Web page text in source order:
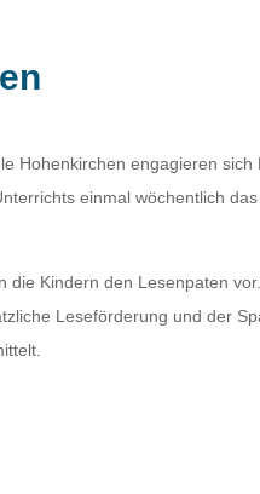
Hohenkirchen engagieren
einmal wöchentlich
die Kindern den Lesenpaten
Leseförderung und der